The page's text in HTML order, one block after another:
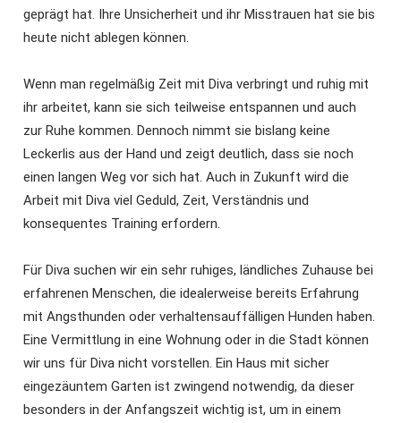
geprägt hat. Ihre Unsicherheit und ihr Misstrauen hat sie bis
heute nicht ablegen können.
Wenn man regelmäßig Zeit mit Diva verbringt und ruhig mit
ihr arbeitet, kann sie sich teilweise entspannen und auch
zur Ruhe kommen. Dennoch nimmt sie bislang keine
Leckerlis aus der Hand und zeigt deutlich, dass sie noch
einen langen Weg vor sich hat. Auch in Zukunft wird die
Arbeit mit Diva viel Geduld, Zeit, Verständnis und
konsequentes Training erfordern.
Für Diva suchen wir ein sehr ruhiges, ländliches Zuhause bei
erfahrenen Menschen, die idealerweise bereits Erfahrung
mit Angsthunden oder verhaltensauffälligen Hunden haben.
Eine Vermittlung in eine Wohnung oder in die Stadt können
wir uns für Diva nicht vorstellen. Ein Haus mit sicher
eingezäuntem Garten ist zwingend notwendig, da dieser
besonders in der Anfangszeit wichtig ist, um in einem